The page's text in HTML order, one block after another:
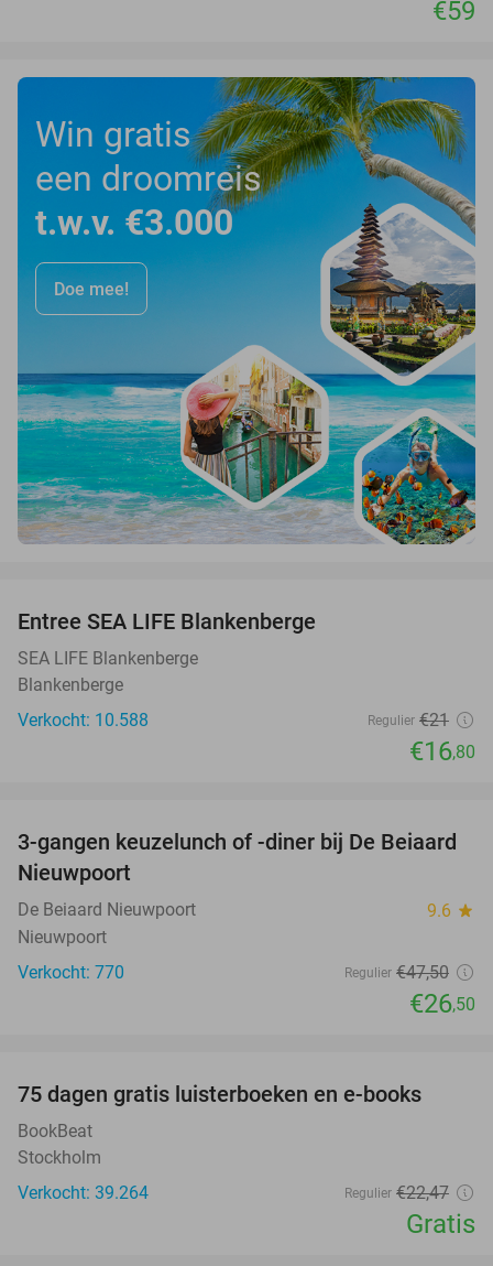
€59
Win gratis
een droomreis
t.w.v. €3.000
Doe mee!
Entree SEA LIFE Blankenberge
SEA LIFE Blankenberge
Blankenberge
Verkocht: 10.588
Regulier €21
€16,80
44%
3-gangen keuzelunch of -diner bij De Beiaard
Nieuwpoort
De Beiaard Nieuwpoort 9.6 star
Nieuwpoort
Verkocht: 770
Regulier €47,50
€26,50
75 dagen gratis luisterboeken en e-books
BookBeat
Stockholm
Verkocht: 39.264
Regulier €22,47
Gratis